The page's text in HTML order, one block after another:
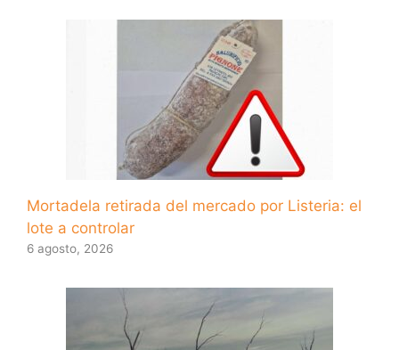
Mortadela retirada del mercado por Listeria: el
lote a controlar
6 agosto, 2026